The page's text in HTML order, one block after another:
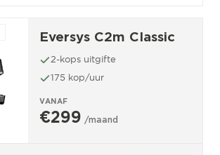
Eversys C2m Classic
2-kops uitgifte
175 kop/uur
VANAF
€299 /maand